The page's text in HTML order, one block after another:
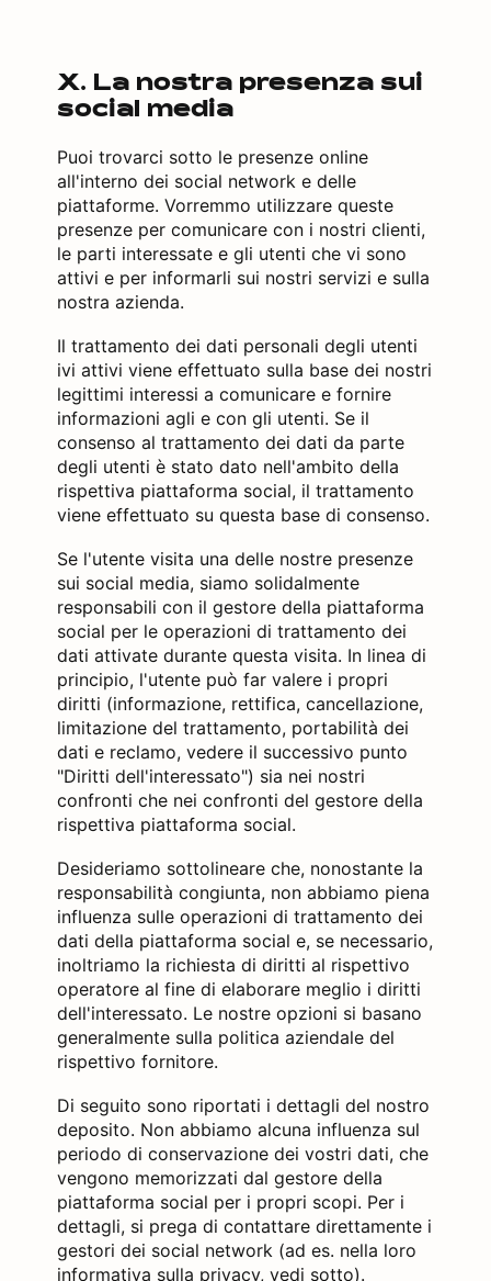
X. La nostra presenza sui
social media
Puoi trovarci sotto le presenze online
all'interno dei social network e delle
piattaforme. Vorremmo utilizzare queste
presenze per comunicare con i nostri clienti,
le parti interessate e gli utenti che vi sono
attivi e per informarli sui nostri servizi e sulla
nostra azienda.
Il trattamento dei dati personali degli utenti
ivi attivi viene effettuato sulla base dei nostri
legittimi interessi a comunicare e fornire
informazioni agli e con gli utenti. Se il
consenso al trattamento dei dati da parte
degli utenti è stato dato nell'ambito della
rispettiva piattaforma social, il trattamento
viene effettuato su questa base di consenso.
Se l'utente visita una delle nostre presenze
sui social media, siamo solidalmente
responsabili con il gestore della piattaforma
social per le operazioni di trattamento dei
dati attivate durante questa visita. In linea di
principio, l'utente può far valere i propri
diritti (informazione, rettifica, cancellazione,
limitazione del trattamento, portabilità dei
dati e reclamo, vedere il successivo punto
"Diritti dell'interessato") sia nei nostri
confronti che nei confronti del gestore della
rispettiva piattaforma social.
Desideriamo sottolineare che, nonostante la
responsabilità congiunta, non abbiamo piena
influenza sulle operazioni di trattamento dei
dati della piattaforma social e, se necessario,
inoltriamo la richiesta di diritti al rispettivo
operatore al fine di elaborare meglio i diritti
dell'interessato. Le nostre opzioni si basano
generalmente sulla politica aziendale del
rispettivo fornitore.
Di seguito sono riportati i dettagli del nostro
deposito. Non abbiamo alcuna influenza sul
periodo di conservazione dei vostri dati, che
vengono memorizzati dal gestore della
piattaforma social per i propri scopi. Per i
dettagli, si prega di contattare direttamente i
gestori dei social network (ad es. nella loro
informativa sulla privacy, vedi sotto).